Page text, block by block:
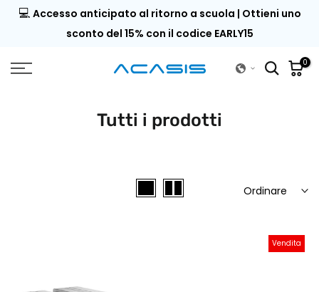
Vai
💻 Accesso anticipato al ritorno a scuola | Ottieni uno
sconto del 15% con il codice EARLY15
0
Tutti i prodotti
Ordinare
Vendita